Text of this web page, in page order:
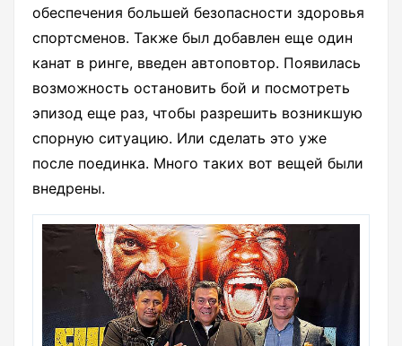
обеспечения большей безопасности здоровья
спортсменов. Также был добавлен еще один
канат в ринге, введен автоповтор. Появилась
возможность остановить бой и посмотреть
эпизод еще раз, чтобы разрешить возникшую
спорную ситуацию. Или сделать это уже
после поединка. Много таких вот вещей были
внедрены.